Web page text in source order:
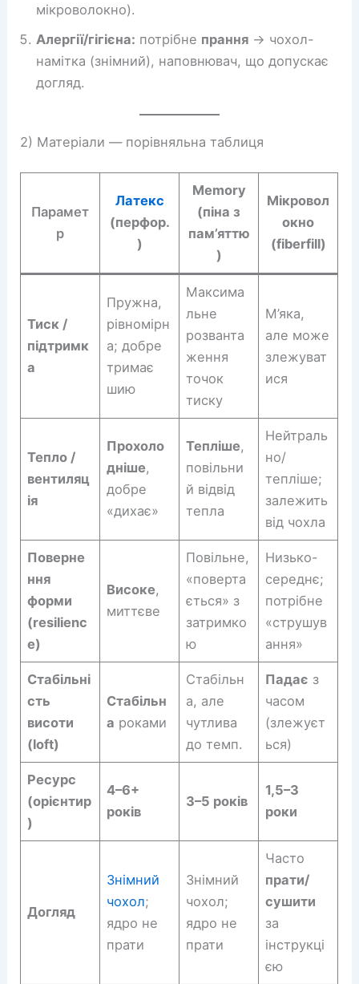
мікроволокно).
Алергії/гігієна: потрібне прання → чохол-
намітка (знімний), наповнювач, що допускає
догляд.
2) Матеріали — порівняльна таблиця
Парамет
р
Латекс
(перфор.
)
Memory
(піна з
пам’яттю
)
Мікровол
окно
(fiberfill)
Тиск /
підтримк
а
Пружна,
рівномірн
а; добре
тримає
шию
Максима
льне
розванта
ження
точок
тиску
М’яка,
але може
злежуват
ися
Тепло /
вентиляц
ія
Прохоло
дніше,
добре
«дихає»
Тепліше,
повільни
й відвід
тепла
Нейтраль
но/
тепліше;
залежить
від чохла
Поверне
ння
форми
(resilienc
e)
Високе,
миттєве
Повільне,
«поверта
ється» з
затримко
ю
Низько-
середнє;
потрібне
«струшув
ання»
Стабільні
сть
висоти
(loft)
Стабільн
а роками
Стабільн
а, але
чутлива
до темп.
Падає з
часом
(злежуєт
ься)
Ресурс
(орієнтир
)
4–6+
років
3–5 років
1,5–3
роки
Догляд
Знімний
чохол;
ядро не
прати
Знімний
чохол;
ядро не
прати
Часто
прати/
сушити
за
інструкці
єю